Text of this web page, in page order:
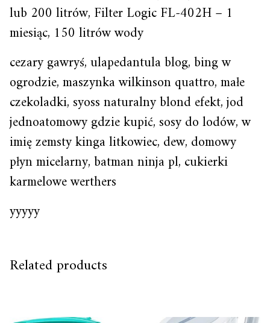
lub 200 litrów, Filter Logic FL-402H – 1
miesiąc, 150 litrów wody
cezary gawryś, ulapedantula blog, bing w
ogrodzie, maszynka wilkinson quattro, małe
czekoladki, syoss naturalny blond efekt, jod
jednoatomowy gdzie kupić, sosy do lodów, w
imię zemsty kinga litkowiec, dew, domowy
płyn micelarny, batman ninja pl, cukierki
karmelowe werthers
yyyyy
Related products